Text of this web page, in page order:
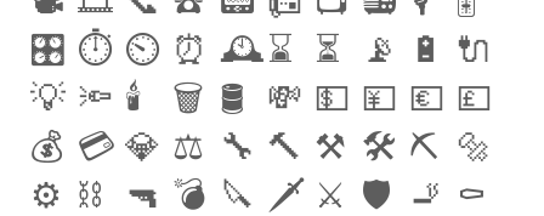
🎛 ⏱ ⏲ ⏰ 🕰⌛️ ⏳ 📡 🔋
🔌
💡 🔦 🕯 🗑 🛢 💸 💵 💴 💶 💷
💰 💳 💎 ⚖️ 🔧 🔨 ⚒ 🛠 ⛏ 🔩
⚙️ ⛓ 🔫 💣 🔪 🗡 ⚔️ 🛡 🚬 ⚰️